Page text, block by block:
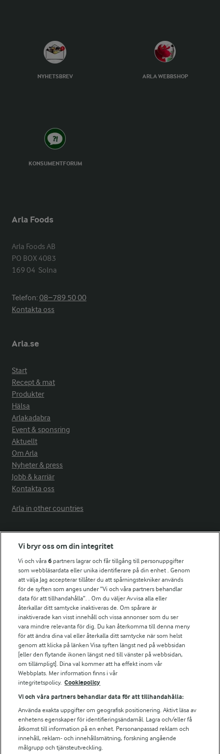
NYHETSBREV ARLA WEBBSHOP
KONSUMENTFORUM
Arla Foods
Arla Foods AB
PO BOX 4083
169 04  Solna
Telefon:08−789 50 00
Kontakta oss
Arla.se
Start
Recept & mat
Produkter
Hälsa
Arlakadabra
Event & sponsring
Aktuellt
Om Arla
Nyheter & press
Jobb & karriär
Kontakta oss
Arla in other countries
Fler Arlasajter
För ägare
Arlas kundportal
Arla.com
Falbygdens Ost
Arla webbshop
Bildbank
Följ oss
Vi bryr oss om din integritet
Vi och våra6 partners lagrar och får tillgång till personuppgifter
som webbläsardata eller unika identifierare på din enhet . Genom
att välja Jag accepterar tillåter du att spårningstekniker används
för de syften som anges under ”Vi och våra partners behandlar
data för att tillhandahålla”. . Om du väljer Avvisa alla eller
återkallar ditt samtycke inaktiveras de. Om spårare är
inaktiverade kan visst innehåll och vissa annonser som du ser
vara mindre relevanta för dig. Du kan återkomma till denna meny
för att ändra dina val eller återkalla ditt samtycke när som helst
genom att klicka på länken Visa syften längst ned på webbsidan
[eller den flytande ikonen längst ned till vänster på webbsidan,
om tillämpligt]. Dina val kommer att ha effekt inom vår
Webbplats. Mer information finns i vår
integritetspolicy. Cookiepolicy
Vi och våra partners behandlar data för att tillhandahålla:
Använda exakta uppgifter om geografisk positionering. Aktivt läsa av
enhetens egenskaper för identifieringsändamål. Lagra och/eller få
åtkomst till information på en enhet. Personanpassad reklam och
innehåll, reklam- och innehållsmätning, forskning angående
målgrupp och tjänsteutveckling.